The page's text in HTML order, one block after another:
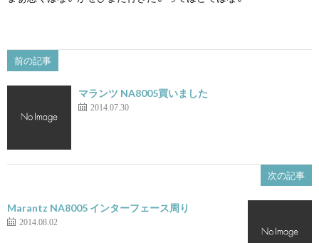
前の記事
マランツ NA8005買いました
2014.07.30
次の記事
Marantz NA8005 インターフェース周り
2014.08.02